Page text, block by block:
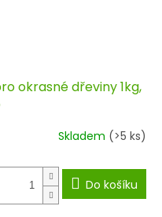
okrasné dřeviny 1kg,
Skladem (>5 ks)
Do košíku